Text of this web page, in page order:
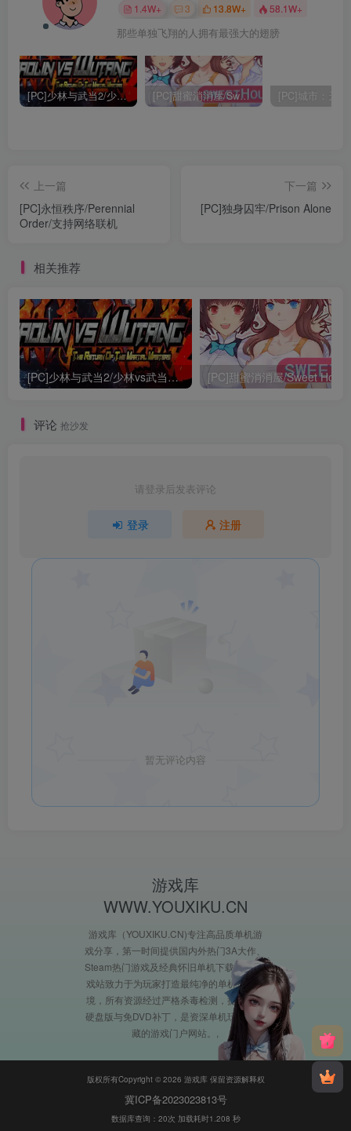
1.4W+ 3 13.8W+ 58.1W+
那些单独飞翔的人拥有最强大的翅膀
[PC]少林与武当2/少林vs武当2/Shaolin vs Wutang 2 [PC]甜蜜消消屋/Sweet House
上一篇
[PC]永恒秩序/Perennial
Order/支持网络联机
下一篇
[PC]独身囚牢/Prison Alone
相关推荐
[PC]少林与武当2/少林vs武当2/Shaolin vs Wutang 2 [PC]甜蜜消消屋/Sweet
评论 抢沙发
请登录后发表评论
登录 注册
暂无评论内容
游戏库
WWW.YOUXIKU.CN
游戏库（YOUXIKU.CN)专注高品质单机游
戏分享，第一时间提供国内外热门3A大作、
Steam热门游戏及经典怀旧单机下载。XX游
戏站致力于为玩家打造最纯净的单机游戏环
境，所有资源经过严格杀毒检测，提供完整
硬盘版与免DVD补丁，是资深单机玩家必收
藏的游戏门户网站。
版权所有Copyright © 2026 游戏库 保留资源解释权
冀ICP备2023023813号
数据库查询：20次 加载耗时1.208 秒